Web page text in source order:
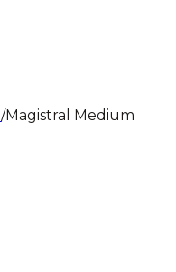
/Magistral Medium